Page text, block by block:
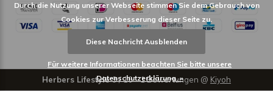
Herbers Lifestyle9/10-1Bewertungen @ Kiyoh
Durch die Nutzung unserer Webseite stimmen Sie dem Gebrauch von
Cookies zur Verbesserung dieser Seite zu.
Diese Nachricht Ausblenden
Für weitere Informationen beachten Sie bitte unsere
Datenschutzerklärung. »